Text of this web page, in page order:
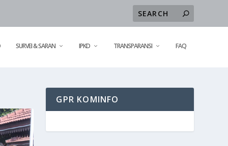
SURVEI & SARAN IPKD TRANSPARANSI FAQ
GPR KOMINFO